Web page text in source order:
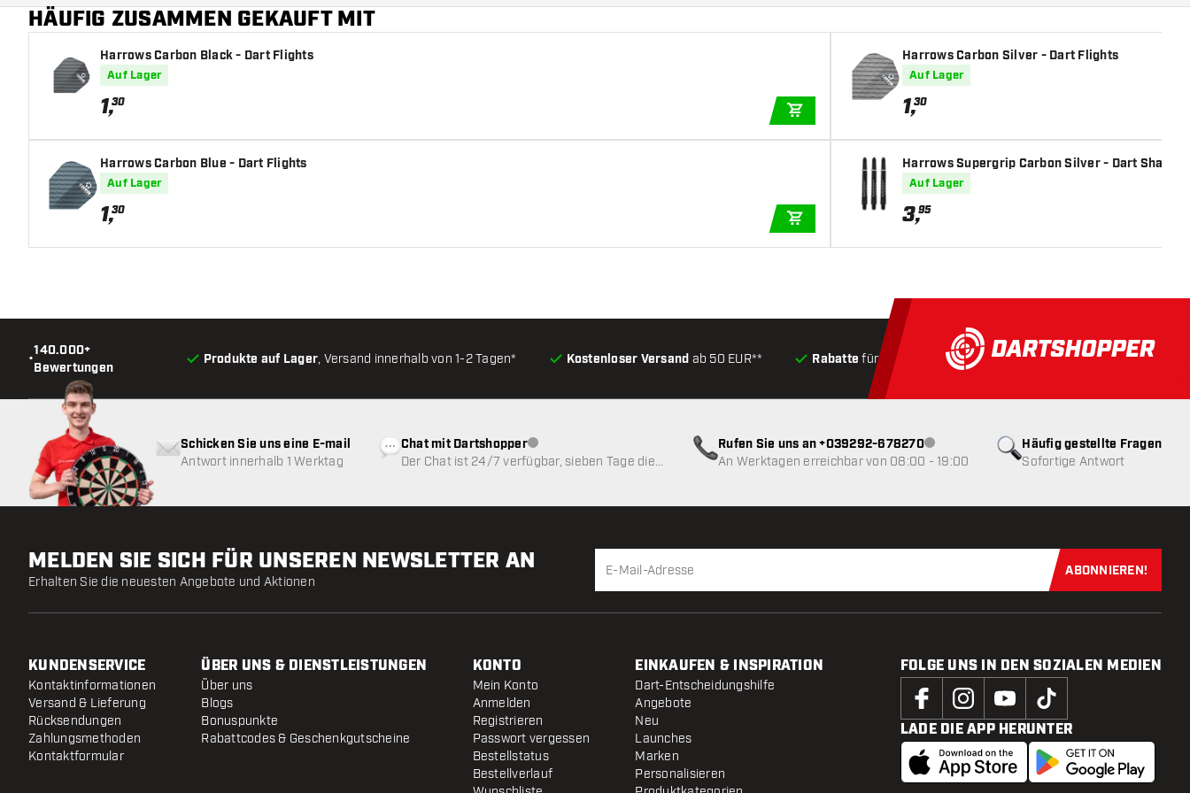
HÄUFIG ZUSAMMEN GEKAUFT MIT
Harrows Carbon Black - Dart Flights
Auf Lager
1,30
IN DEN WARENKORB
Harrows Carbon Blue - Dart Flights
Auf Lager
1,30
IN DEN WARENKORB
Harrows Carbon Silver - Dart Flights
Auf Lager
1,30
Harrows Supergrip Carbon Silver - Dart Shafts
Auf Lager
3,95
•
140.000+
Bewertungen
Produkte auf Lager, Versand innerhalb von 1-2 Tagen* Kostenloser Versand ab 50 EUR** Rabatte für Kunden Produkte auf Lager, Versand
Häufig gestellte Fragen
Sofortige Antwort
Schicken Sie uns eine E-mail
Antwort innerhalb 1 Werktag
Chat mit DartshopperKundenservice nicht verfügbar
Der Chat ist 24/7 verfügbar, sieben Tage die
Rufen Sie uns an +039292-678270Kundenservice nicht verfügbar
An Werktagen erreichbar von 08:00 - 19:00
MELDEN SIE SICH FÜR UNSEREN NEWSLETTER AN
Erhalten Sie die neuesten Angebote und Aktionen
Jetzt für
ABONNIEREN!
KUNDENSERVICE
Kontaktinformationen
Versand & Lieferung
Rücksendungen
Zahlungsmethoden
Kontaktformular
ÜBER UNS & DIENSTLEISTUNGEN
Über uns
Blogs
Bonuspunkte
Rabattcodes & Geschenkgutscheine
KONTO
Mein Konto
Anmelden
Registrieren
Passwort vergessen
Bestellstatus
Bestellverlauf
EINKAUFEN & INSPIRATION
Dart-Entscheidungshilfe
Angebote
Neu
Launches
Marken
Personalisieren
FOLGE UNS IN DEN SOZIALEN MEDIEN
LADE DIE APP HERUNTER